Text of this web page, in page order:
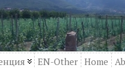
EN-Other Home